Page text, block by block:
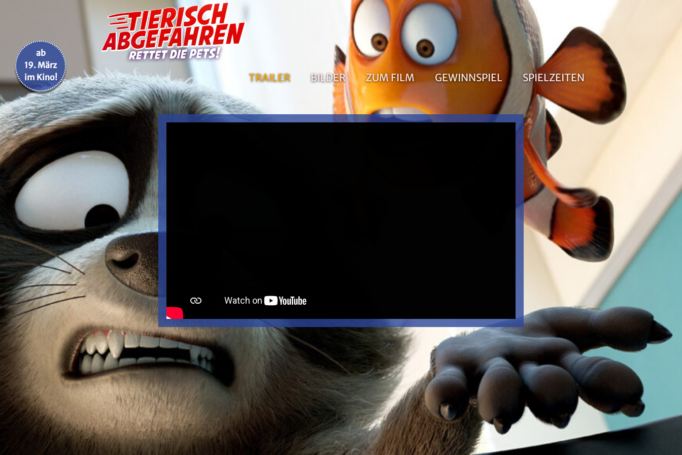
TRAILER BILDER ZUM FILM GEWINNSPIEL SPIELZEITEN
ab
19. März
im Kino!